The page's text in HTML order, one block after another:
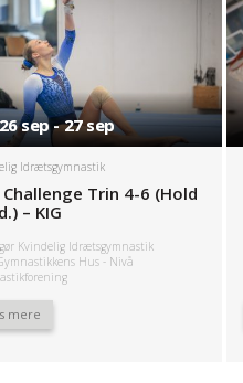
sep - 27 sep
sep - 27 sep
Idrætsgymnastik
Trin 4-6 (Hold
– KIG
Kvindelig Idrætsgymnastik
Hus - Nivå
mere